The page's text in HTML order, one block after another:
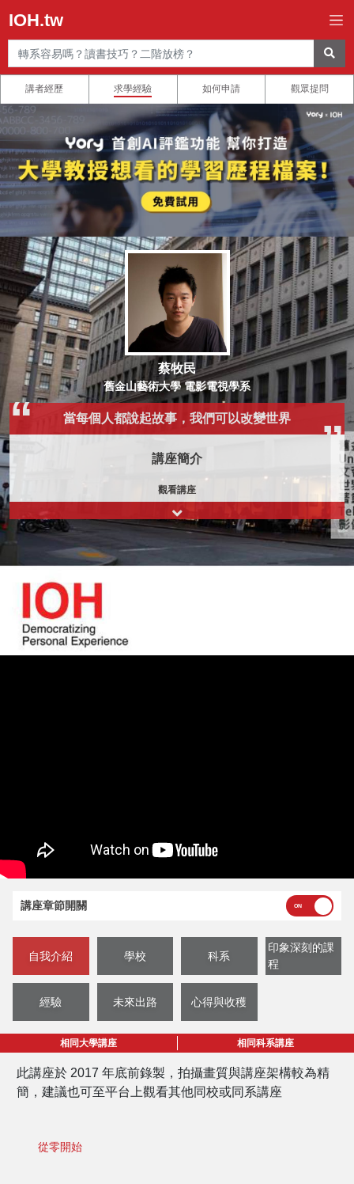
IOH.tw
講者經歷 求學經驗 如何申請 觀眾提問
蔡牧民
舊金山藝術大學 電影電視學系
當每個人都說起故事，我們可以改變世界
講座簡介
觀看講座
講座章節開關
自我介紹 學校 科系
印象深刻的課
程
經驗 未來出路 心得與收穫
相同大學講座 相同科系講座
此講座於 2017 年底前錄製，拍攝畫質與講座架構較為精
簡，建議也可至平台上觀看其他同校或同系講座
從零開始